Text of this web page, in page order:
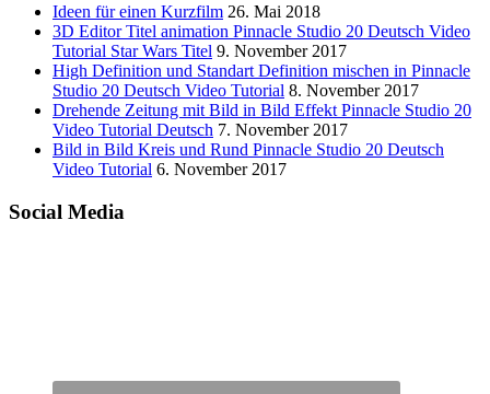
Ideen für einen Kurzfilm 26. Mai 2018
3D Editor Titel animation Pinnacle Studio 20 Deutsch Video
Tutorial Star Wars Titel 9. November 2017
High Definition und Standart Definition mischen in Pinnacle
Studio 20 Deutsch Video Tutorial 8. November 2017
Drehende Zeitung mit Bild in Bild Effekt Pinnacle Studio 20
Video Tutorial Deutsch 7. November 2017
Bild in Bild Kreis und Rund Pinnacle Studio 20 Deutsch
Video Tutorial 6. November 2017
Social Media